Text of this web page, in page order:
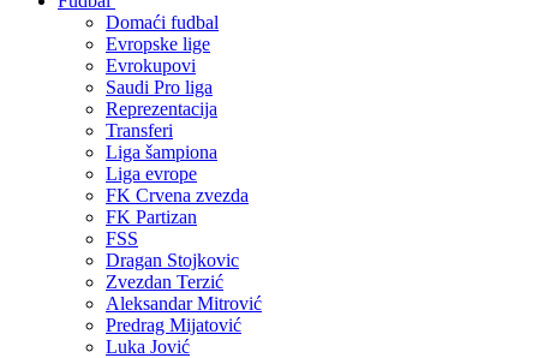
Domaći fudbal
Evropske lige
Evrokupovi
Saudi Pro liga
Reprezentacija
Transferi
Liga šampiona
Liga evrope
FK Crvena zvezda
FK Partizan
FSS
Dragan Stojkovic
Zvezdan Terzić
Aleksandar Mitrović
Predrag Mijatović
Luka Jović